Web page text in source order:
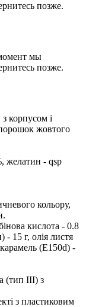
позже.
мы
позже.
корпусом і
жовтого
желатин - qsp
кольору,
кислота - 0.8
- 15 г, олія листя
(Е150d) -
(тип III) з
з пластиковим